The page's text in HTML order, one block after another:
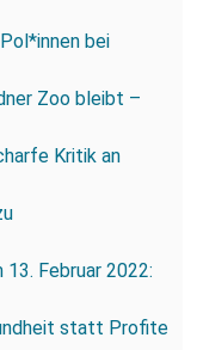
bei
Zoo bleibt –
Kritik an
Februar 2022:
statt Profite